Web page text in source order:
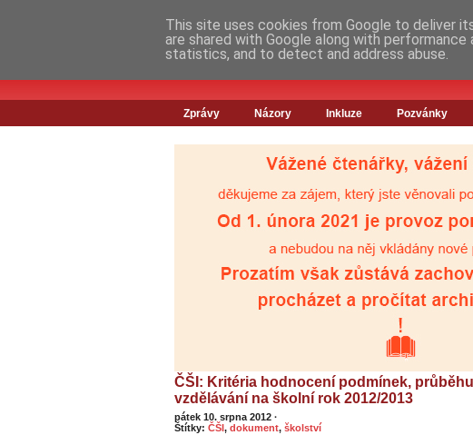
Zprávy Názory Inkluze Pozvánky
ČŠI: Kritéria hodnocení podmínek,
vzdělávání na školní rok 2012/2013
pátek 10. srpna 2012 ·
Štítky: ČŠI, dokument, školství
This site uses cookies from Google to deliver
are shared with Google along with
statistics, and to detect and address abuse.